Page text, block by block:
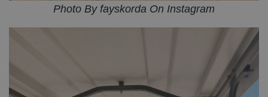
Photo By fayskorda On Instagram